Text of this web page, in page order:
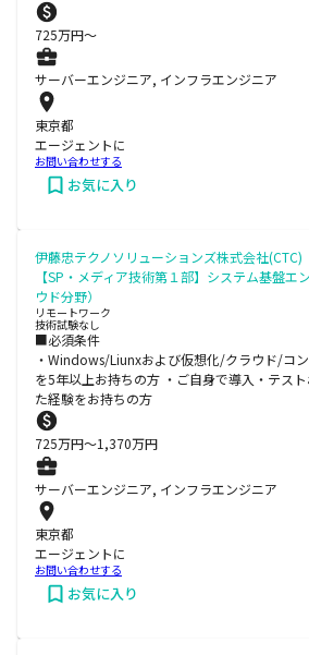
725万円〜
サーバーエンジニア, インフラエンジニア
東京都
エージェントに
お問い合わせする
お気に入り
伊藤忠テクノソリューションズ株式会社(CTC)
【SP・メディア技術第１部】システム基盤エ
ウド分野）
リモートワーク
技術試験なし
■必須条件
・Windows/Liunxおよび仮想化/クラウド/コ
を5年以上お持ちの方 ・ご自身で導入・テス
た経験をお持ちの方
725万円〜1,370万円
サーバーエンジニア, インフラエンジニア
東京都
エージェントに
お問い合わせする
お気に入り